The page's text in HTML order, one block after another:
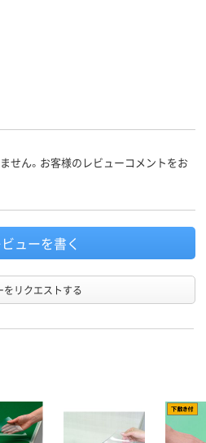
せん。お客様のレビューコメントをお
ューを書く
をリクエストする